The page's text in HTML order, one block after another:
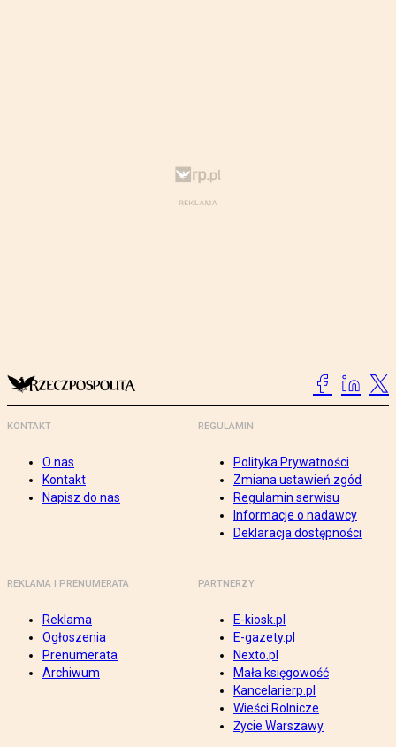
KONTAKT
O nas
Kontakt
Napisz do nas
REGULAMIN
Polityka Prywatności
Zmiana ustawień zgód
Regulamin serwisu
Informacje o nadawcy
Deklaracja dostępności
REKLAMA I PRENUMERATA
Reklama
Ogłoszenia
Prenumerata
Archiwum
PARTNERZY
E-kiosk.pl
E-gazety.pl
Nexto.pl
Mała księgowość
Kancelarierp.pl
Wieści Rolnicze
Życie Warszawy